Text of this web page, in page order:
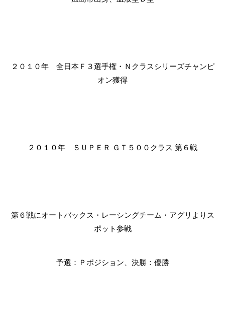
２０１０年 全日本Ｆ３選手権・Ｎクラスシリーズチャンピ
オン獲得
２０１０年 ＳＵＰＥＲ ＧＴ５００クラス 第６戦
第６戦にオートバックス・レーシングチーム・アグリよりス
ポット参戦
予選：Ｐポジション、決勝：優勝